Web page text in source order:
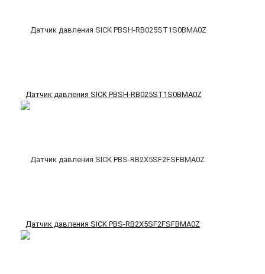
Датчик давления SICK PBSH-RB025ST1S0BMA0Z
Датчик давления SICK PBS-RB2X5SF2FSFBMA0Z